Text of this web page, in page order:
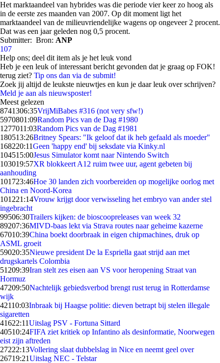
Het marktaandeel van hybrides was die periode vier keer zo hoog als
in de eerste zes maanden van 2007. Op dit moment ligt het
marktaandeel van de milieuvriendelijke wagens op ongeveer 2 procent.
Dat was een jaar geleden nog 0,5 procent.
Submitter: Bron: ANP
107
Help ons; deel dit item als je het leuk vond
Heb je een leuk of interessant bericht gevonden dat je graag op FOK!
terug ziet? Tip ons dan via de submit!
Zoek jij altijd de leukste nieuwtjes en kun je daar leuk over schrijven?
Meld je aan als nieuwsposter!
Meest gelezen
8741306:35VrijMiBabes #316 (not very sfw!)
5970801:09Random Pics van de Dag #1980
1277011:03Random Pics van de Dag #1981
180513:26Britney Spears: "Ik geloof dat ik heb gefaald als moeder"
168220:11Geen 'happy end' bij seksdate via Kinky.nl
104515:00Jesus Simulator komt naar Nintendo Switch
103019:57XR blokkeert A12 ruim twee uur, agent gebeten bij
aanhouding
101723:46Hoe 30 landen zich voorbereiden op mogelijke oorlog met
China en Noord-Korea
101221:14Vrouw krijgt door verwisseling het embryo van ander stel
ingebracht
99506:30Trailers kijken: de bioscoopreleases van week 32
89207:36MIVD-baas lekt via Strava routes naar geheime kazerne
67010:39China boekt doorbraak in eigen chipmachines, druk op
ASML groeit
59020:35Nieuwe president De la Espriella gaat strijd aan met
drugskartels Colombia
51209:39Iran stelt zes eisen aan VS voor heropening Straat van
Hormuz
47209:50Nachtelijk gebiedsverbod brengt rust terug in Rotterdamse
wijk
42110:03Inbraak bij Haagse politie: dieven betrapt bij stelen illegale
sigaretten
41622:11Uitslag PSV - Fortuna Sittard
40510:24FIFA ziet kritiek op Infantino als desinformatie, Noorwegen
eist zijn aftreden
27222:13Vollering slaat dubbelslag in Nice en neemt geel over
26719:21Uitslag NEC - Telstar